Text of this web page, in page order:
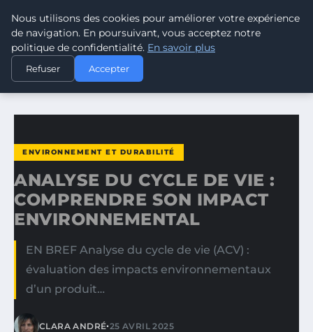
CLIMATE RESPONSE BLOG
ACCUEIL
ENVIRONNEMENT ET DURABILITÉ
ANALYSE DU CYCLE DE VIE : COMPRENDRE SON IMPACT…
ENVIRONNEMENT ET DURABILITÉ
ANALYSE DU CYCLE DE VIE :
COMPRENDRE SON IMPACT
ENVIRONNEMENTAL
EN BREF Analyse du cycle de vie (ACV) :
évaluation des impacts environnementaux
d’un produit…
CLARA ANDRÉ•25 AVRIL 2025
Nous utilisons des cookies pour améliorer votre expérience
de navigation. En poursuivant, vous acceptez notre
politique de confidentialité. En savoir plus
Refuser Accepter